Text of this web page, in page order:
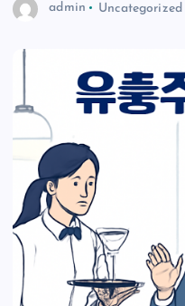
admin Uncategorized